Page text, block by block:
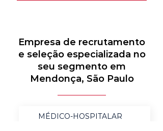
Empresa de recrutamento
e seleção especializada no
seu segmento em
Mendonça, São Paulo
MÉDICO-HOSPITALAR